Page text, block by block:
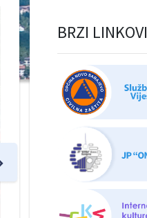
BRZI LINKOVI